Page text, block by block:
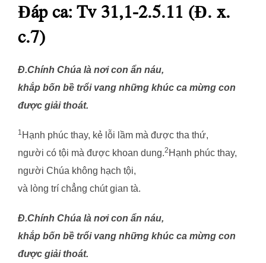
Đáp ca: Tv 31,1-2.5.11 (Đ. x.
c.7)
Đ.Chính Chúa là nơi con ẩn náu,
khắp bốn bề trổi vang những khúc ca mừng con
được giải thoát.
1 Hạnh phúc thay, kẻ lỗi lầm mà được tha thứ,
người có tội mà được khoan dung.2 Hạnh phúc thay,
người Chúa không hạch tội,
và lòng trí chẳng chút gian tà.
Đ.Chính Chúa là nơi con ẩn náu,
khắp bốn bề trổi vang những khúc ca mừng con
được giải thoát.